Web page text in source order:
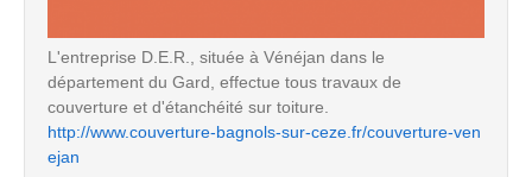
L'entreprise D.E.R., située à Vénéjan dans le
département du Gard, effectue tous travaux de
couverture et d'étanchéité sur toiture.
http://www.couverture-bagnols-sur-ceze.fr/couverture-ven
ejan